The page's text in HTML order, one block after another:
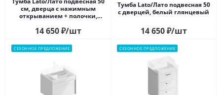
см, дверца с нажимным
открыванием + полочки,
пыльный матовый
14 650₽/шт
Тумба Lato/Лато подвесная 50
с дверцей, белый глянцевый
14 650₽/шт
СЕЗОННОЕ ПРЕДЛОЖЕНИЕ СЕЗОННОЕ ПРЕДЛОЖЕНИЕ